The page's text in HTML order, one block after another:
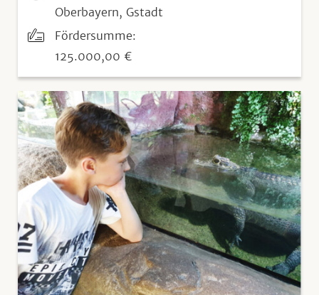
Oberbayern, Gstadt
Fördersumme:
125.000,00 €